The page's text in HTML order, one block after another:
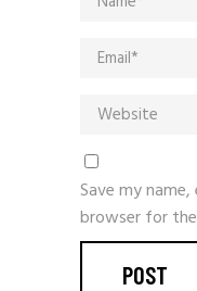
Save my
browser for
POST